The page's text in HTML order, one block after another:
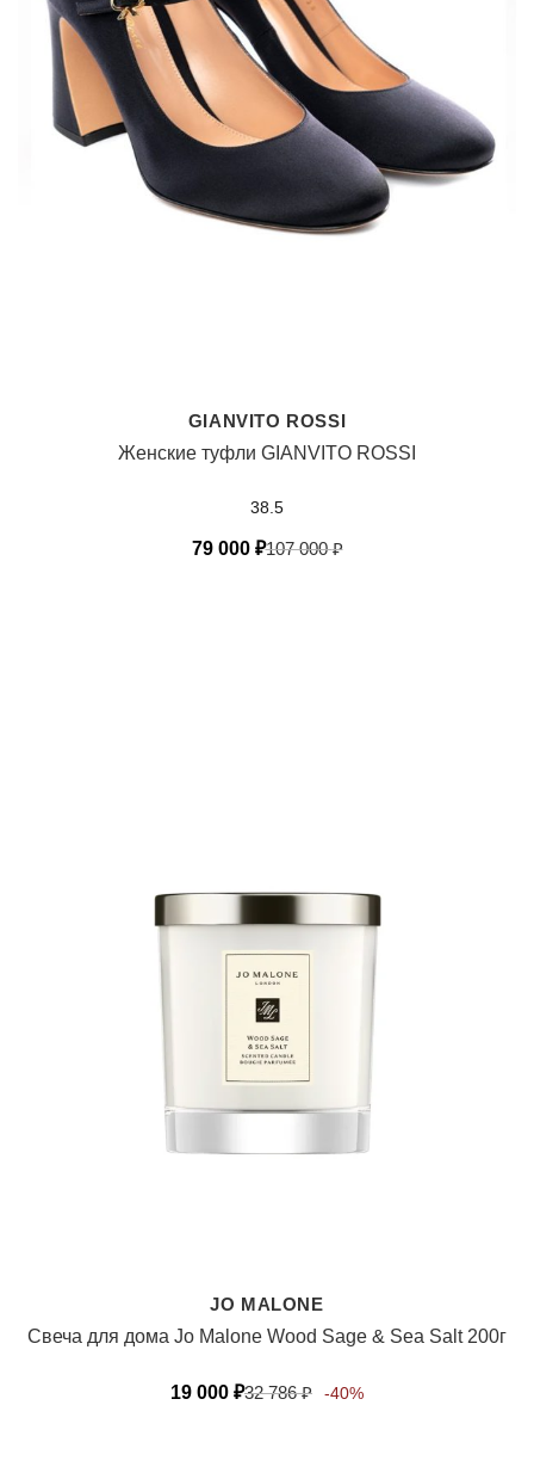
GIANVITO ROSSI
Женские туфли GIANVITO ROSSI
38.5
79 000 ₽107 000₽
JO MALONE
Свеча для дома Jo Malone Wood Sage & Sea Salt 200г
19 000 ₽32 786₽ -40%